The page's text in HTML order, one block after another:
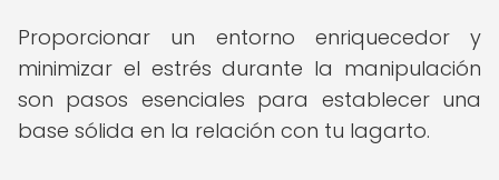
Proporcionar un entorno enriquecedor y
minimizar el estrés durante la manipulación
son pasos esenciales para establecer una
base sólida en la relación con tu lagarto.